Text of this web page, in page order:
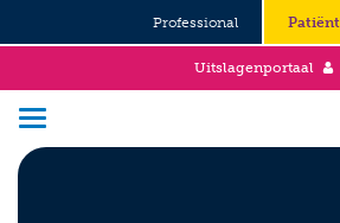
Professional Patiënt
Uitslagenportaal